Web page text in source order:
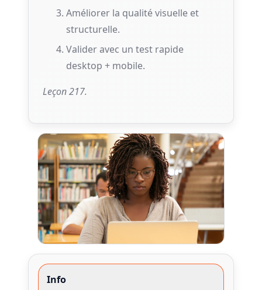
Améliorer la qualité visuelle et
structurelle.
Valider avec un test rapide
desktop + mobile.
Leçon 217.
Info